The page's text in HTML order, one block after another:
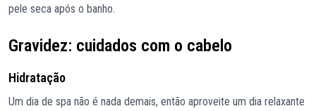
pele seca após o banho.
Gravidez: cuidados com o cabelo
Hidratação
Um dia de spa não é nada demais, então aproveite um dia relaxante